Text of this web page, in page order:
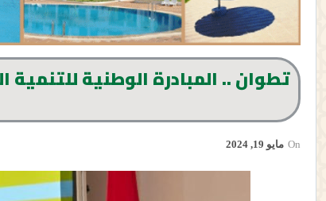
تطوان .. المبادرة الوطنية
On مايو 19, 2024